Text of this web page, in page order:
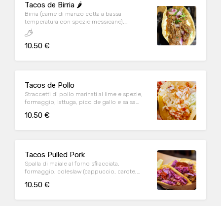
Tacos de Birria 🌶️
Birria (carne di manzo cotta a bassa
temperatura con spezie messicane),
formaggio, cipolla, coriandolo e salsa
10.50 €
Tacos de Pollo
Straccetti di pollo marinati al lime e spezie,
formaggio, lattuga, pico de gallo e salsa
10.50 €
Tacos Pulled Pork
Spalla di maiale al forno sfilacciata,
formaggio, coleslaw (cappuccio, carote,
10.50 €